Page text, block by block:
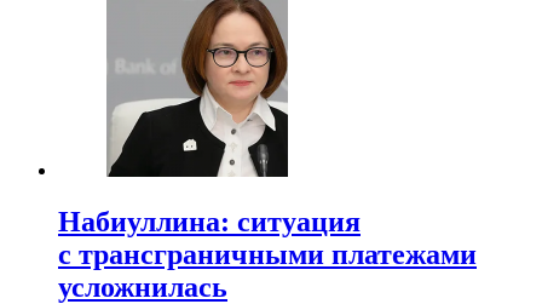
Набиуллина: ситуация
с трансграничными платежами
усложнилась